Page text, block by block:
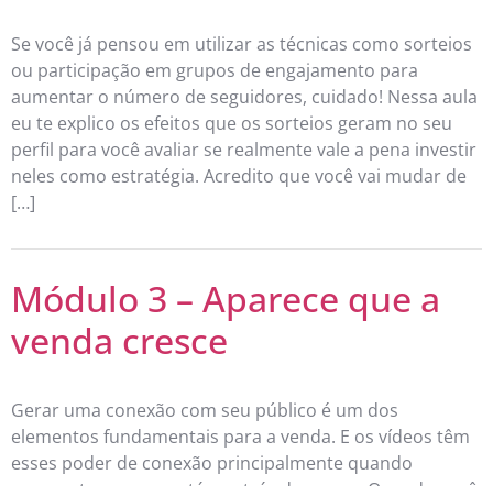
Se você já pensou em utilizar as técnicas como sorteios
ou participação em grupos de engajamento para
aumentar o número de seguidores, cuidado! Nessa aula
eu te explico os efeitos que os sorteios geram no seu
perfil para você avaliar se realmente vale a pena investir
neles como estratégia. Acredito que você vai mudar de
[…]
Módulo 3 – Aparece que a
venda cresce
Gerar uma conexão com seu público é um dos
elementos fundamentais para a venda. E os vídeos têm
esses poder de conexão principalmente quando